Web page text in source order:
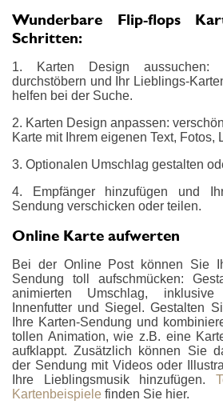
Wunderbare Flip-flops
Schritten:
1. Karten Design aussuchen:
durchstöbern und Ihr Lieblings-
helfen bei der Suche.
2. Karten Design anpassen:
Karte mit Ihrem eigenen Text, Fotos,
3. Optionalen Umschlag gestalten
4. Empfänger hinzufügen und
Sendung verschicken oder teilen.
Online Karte aufwerten
Bei der Online Post können Sie
Sendung toll aufschmücken:
animierten Umschlag, inklusive
Innenfutter und Siegel. Gestalten
Ihre Karten-Sendung und
tollen Animation, wie z.B. eine
aufklappt. Zusätzlich können Sie
der Sendung mit Videos oder
Ihre Lieblingsmusik hinzufügen.
Kartenbeispiele finden Sie hier.